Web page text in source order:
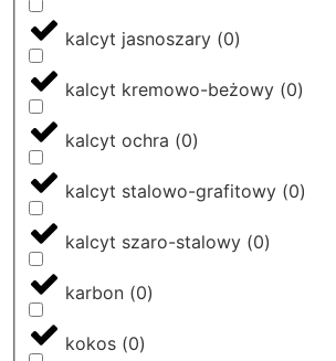
kalcyt jasnoszary (0)
kalcyt kremowo-beżowy (0)
kalcyt ochra (0)
kalcyt stalowo-grafitowy (0)
kalcyt szaro-stalowy (0)
karbon (0)
kokos (0)